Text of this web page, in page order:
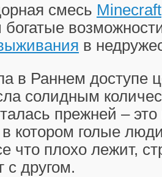
смесь Minecraft
богатые
в
в Раннем доступе
солидным
прежней –
котором голые
что плохо лежит,
с другом.